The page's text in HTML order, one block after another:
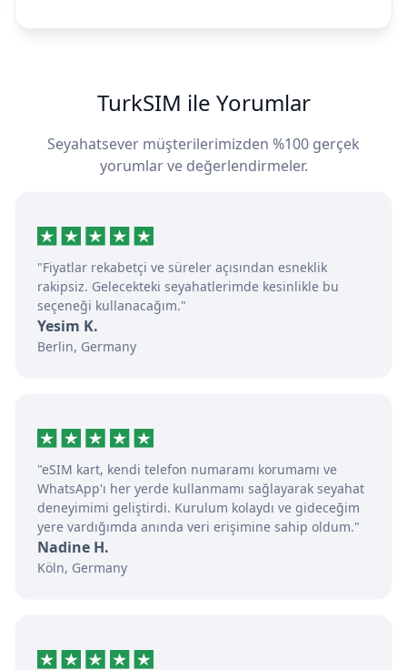
TurkSIM ile Yorumlar
Seyahatsever müşterilerimizden %100 gerçek
yorumlar ve değerlendirmeler.
"Fiyatlar rekabetçi ve süreler açısından esneklik
rakipsiz. Gelecekteki seyahatlerimde kesinlikle bu
seçeneği kullanacağım."
Yesim K.
Berlin, Germany
"eSIM kart, kendi telefon numaramı korumamı ve
WhatsApp'ı her yerde kullanmamı sağlayarak seyahat
deneyimimi geliştirdi. Kurulum kolaydı ve gideceğim
yere vardığımda anında veri erişimine sahip oldum."
Nadine H.
Köln, Germany